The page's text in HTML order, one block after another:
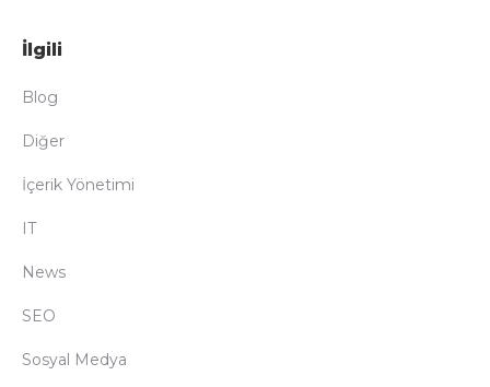
İlgili
Blog
Diğer
İçerik Yönetimi
IT
News
SEO
Sosyal Medya